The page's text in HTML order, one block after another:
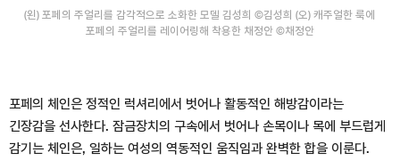
(왼) 포페의 주얼리를 감각적으로 소화한 모델 김성희 ©김성희 (오) 캐주얼한 룩에
포페의 주얼리를 레이어링해 착용한 채정안 ©채정안
포페의 체인은 정적인 럭셔리에서 벗어나 활동적인 해방감이라는
긴장감을 선사한다. 잠금장치의 구속에서 벗어나 손목이나 목에 부드럽게
감기는 체인은, 일하는 여성의 역동적인 움직임과 완벽한 합을 이룬다.